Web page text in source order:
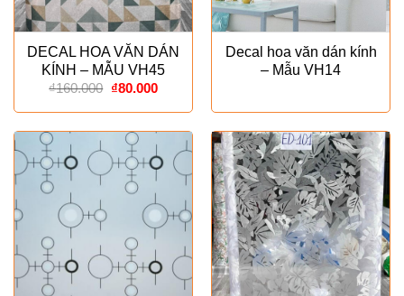
DECAL HOA VĂN DÁN
KÍNH – MẪU VH45
₫160.000 Giá
là:
₫160.000.
₫80.000Giá
tại
là:
₫80.000.
Decal hoa văn dán kính
– Mẫu VH14